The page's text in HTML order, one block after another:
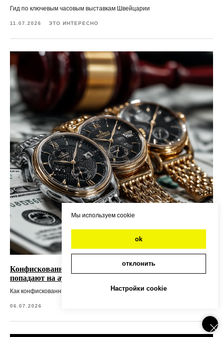
Гид по ключевым часовым выставкам Швейцарии
11.07.2026 ЭТО ИНТЕРЕСНО
Конфискованные швейцарские часы. Как они
попадают на аукционы
Как конфискованные часы попадают на аукционы
06.07.2026
Мы используем cookie
ok
отклонить
Настройки cookie